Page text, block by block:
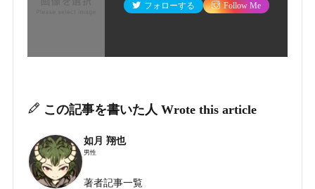
フォローする Follow Me
この記事を書いた人 Wrote this article
如月 翔也
男性
著者記事一覧